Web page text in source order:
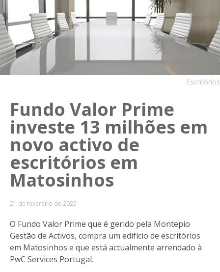
Escritórios
Fundo Valor Prime
investe 13 milhões em
novo activo de
escritórios em
Matosinhos
21 de fevereiro de 2025
O Fundo Valor Prime que é gerido pela Montepio
Gestão de Activos, compra um edifício de escritórios
em Matosinhos e que está actualmente arrendado à
PwC Services Portugal.